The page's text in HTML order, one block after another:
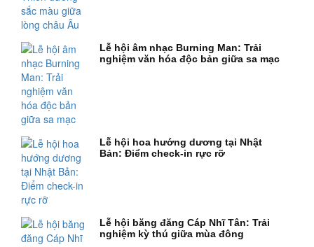
Lễ hội âm nhạc Burning Man: Trải
nghiệm văn hóa độc bản giữa sa mạc
Lễ hội hoa hướng dương tại Nhật
Bản: Điểm check-in rực rỡ
Lễ hội băng đăng Cáp Nhĩ Tân: Trải
nghiệm kỳ thú giữa mùa đông